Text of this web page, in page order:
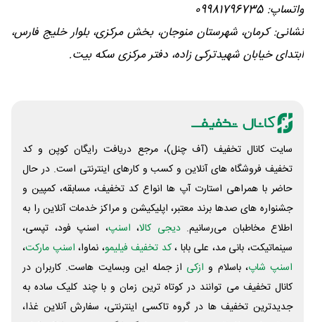
واتساپ: 09981796735
نشانی: کرمان، شهرستان منوجان، بخش مرکزی، بلوار خلیج فارس،
ابتدای خیابان شهیدترکی زاده، دفتر مرکزی سکه بیت.
سایت کانال تخفیف (آف چنل)، مرجع دریافت رایگان کوپن و کد
تخفیف فروشگاه های آنلاین و کسب و‌ کارهای اینترنتی است. در حال
حاضر با همراهی استارت آپ ها انواع کد تخفیف، مسابقه، کمپین و
جشنواره های صدها برند معتبر، اپلیکیشن و مراکز خدمات آنلاین را به
اطلاع مخاطبان می‌رسانیم. دیجی کالا، اسنپ، اسنپ فود، تپسی،
سینماتیکت، بانی مد، علی‌ بابا ،کد تخفیف فیلیمو، نماوا، اسنپ مارکت،
اسنپ شاپ، باسلام و ازکی از جمله این وبسایت ‌هاست. کاربران در
کانال تخفیف می توانند در کوتاه ترین زمان و با چند کلیک ساده به
جدیدترین تخفیف ها در گروه تاکسی اینترنتی، سفارش آنلاین غذا،